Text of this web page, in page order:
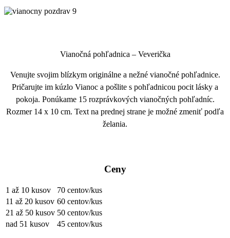
Vianočná pohľadnica – Veverička
Venujte svojim blízkym originálne a nežné vianočné pohľadnice.
Pričarujte im kúzlo Vianoc a pošlite s pohľadnicou pocit lásky a
pokoja. Ponúkame 15 rozprávkových vianočných pohľadníc.
Rozmer 14 x 10 cm. Text na prednej strane je možné zmeniť podľa
želania.
Ceny
1 až 10 kusov
70 centov/kus
11 až 20 kusov 60 centov/kus
21 až 50 kusov 50 centov/kus
nad 51 kusov
45 centov/kus